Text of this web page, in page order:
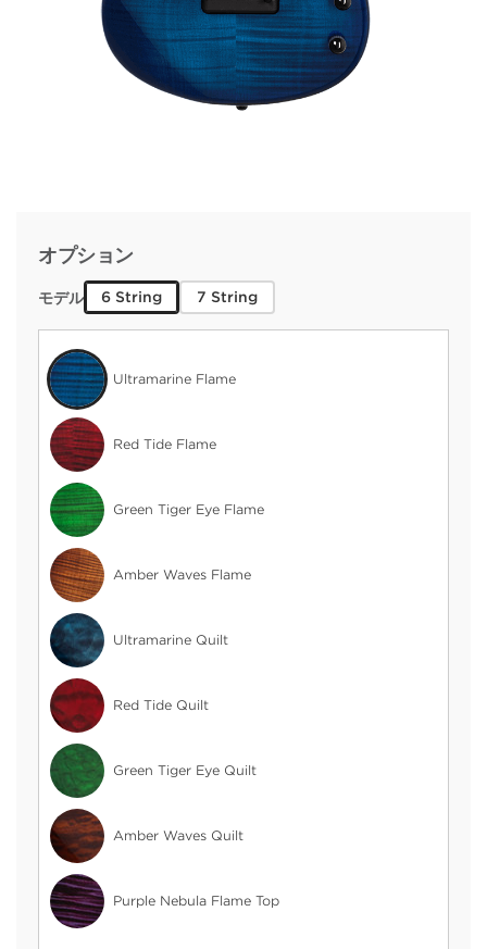
オプション
モデル 6 String 7 String
Ultramarine Flame
Red Tide Flame
Green Tiger Eye Flame
Amber Waves Flame
Ultramarine Quilt
Red Tide Quilt
Green Tiger Eye Quilt
Amber Waves Quilt
Purple Nebula Flame Top